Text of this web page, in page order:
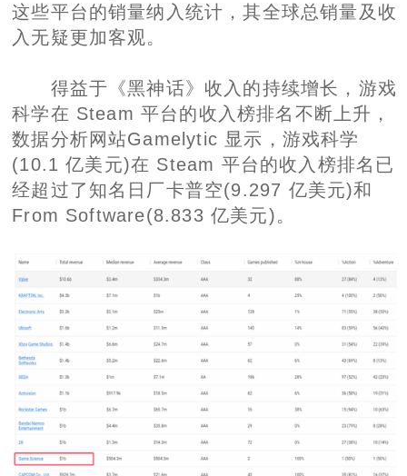
这些平台的销量纳入统计，其全球总销量及收
入无疑更加客观。
得益于《黑神话》收入的持续增长，游戏
科学在 Steam 平台的收入榜排名不断上升，
数据分析网站Gamelytic 显示，游戏科学
(10.1 亿美元)在 Steam 平台的收入榜排名已
经超过了知名日厂卡普空(9.297 亿美元)和
From Software(8.833 亿美元)。